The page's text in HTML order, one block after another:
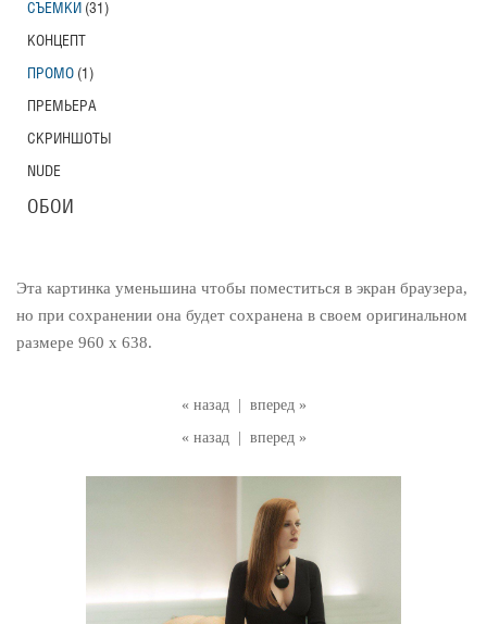
« назад
вперед »
« назад
вперед »
Эта картинка уменьшина чтобы поместиться в экран браузера,
но при сохранении она будет сохранена в своем оригинальном
размере 960 x 638.
СЪЕМКИ (31)
КОНЦЕПТ
ПРОМО (1)
ПРЕМЬЕРА
СКРИНШОТЫ
NUDE
ОБОИ